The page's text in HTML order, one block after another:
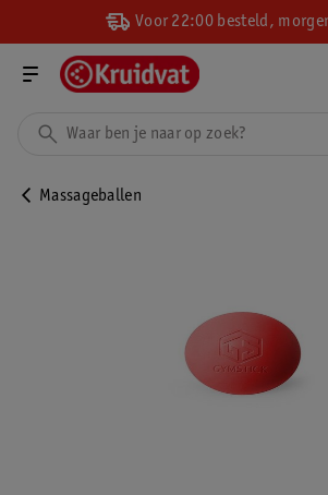
Voor 22:00 besteld,
Massageballen